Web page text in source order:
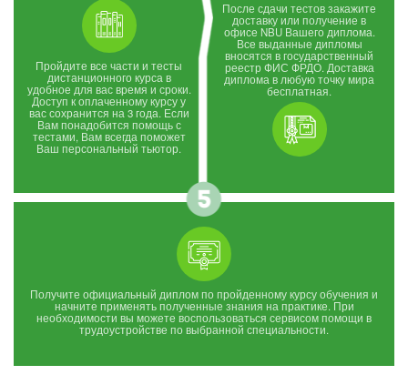
Пройдите все части и тесты
дистанционного курса в
удобное для вас время и сроки.
Доступ к оплаченному курсу у
вас сохранится на 3 года. Если
Вам понадобится помощь с
тестами, Вам всегда поможет
Ваш персональный тьютор.
После сдачи тестов закажите
доставку или получение в
офисе NBU Вашего диплома.
Все выданные дипломы
вносятся в государственный
реестр ФИС ФРДО. Доставка
диплома в любую точку мира
бесплатная.
Получите официальный диплом по пройденному курсу обучения и
начните применять полученные знания на практике. При
необходимости вы можете воспользоваться сервисом помощи в
трудоустройстве по выбранной специальности.